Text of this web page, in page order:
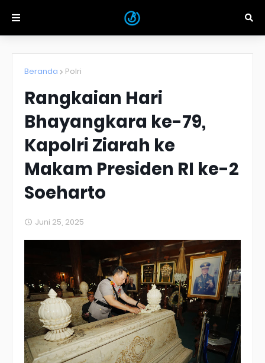
Beranda Polri
Rangkaian Hari
Bhayangkara ke-79,
Kapolri Ziarah ke
Makam Presiden RI ke-2
Soeharto
Juni 25, 2025